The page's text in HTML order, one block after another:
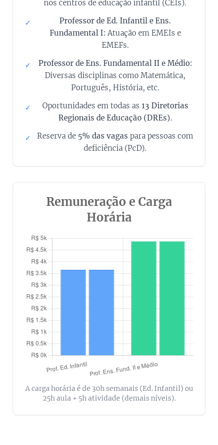
nos centros de educação infantil (CEIs).
✓
Professor de Ed. Infantil e Ens.
Fundamental I: Atuação em EMEIs e
EMEFs.
✓
Professor de Ens. Fundamental II e Médio:
Diversas disciplinas como Matemática,
Português, História, etc.
✓ Oportunidades em todas as 13 Diretorias
Regionais de Educação (DREs).
✓ Reserva de 5% das vagas para pessoas com
deficiência (PcD).
Remuneração e Carga
Horária
A carga horária é de 30h semanais (Ed. Infantil) ou
25h aula + 5h atividade (demais níveis).